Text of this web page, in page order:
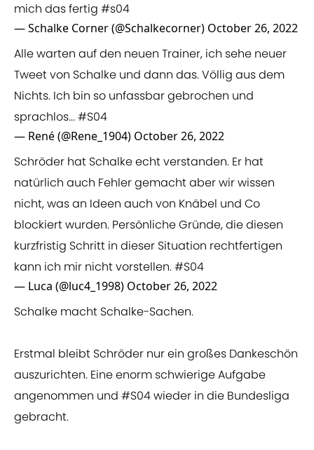
mich das fertig #s04
— Schalke Corner (@Schalkecorner) October 26, 2022
Alle warten auf den neuen Trainer, ich sehe neuer
Tweet von Schalke und dann das. Völlig aus dem
Nichts. Ich bin so unfassbar gebrochen und
sprachlos...#S04
— René (@Rene_1904) October 26, 2022
Schröder hat Schalke echt verstanden. Er hat
natürlich auch Fehler gemacht aber wir wissen
nicht, was an Ideen auch von Knäbel und Co
blockiert wurden. Persönliche Gründe, die diesen
kurzfristig Schritt in dieser Situation rechtfertigen
kann ich mir nicht vorstellen.#S04
— Luca (@luc4_1998) October 26, 2022
Schalke macht Schalke-Sachen.
Erstmal bleibt Schröder nur ein großes Dankeschön
auszurichten. Eine enorm schwierige Aufgabe
angenommen und #S04wieder in die Bundesliga
gebracht.